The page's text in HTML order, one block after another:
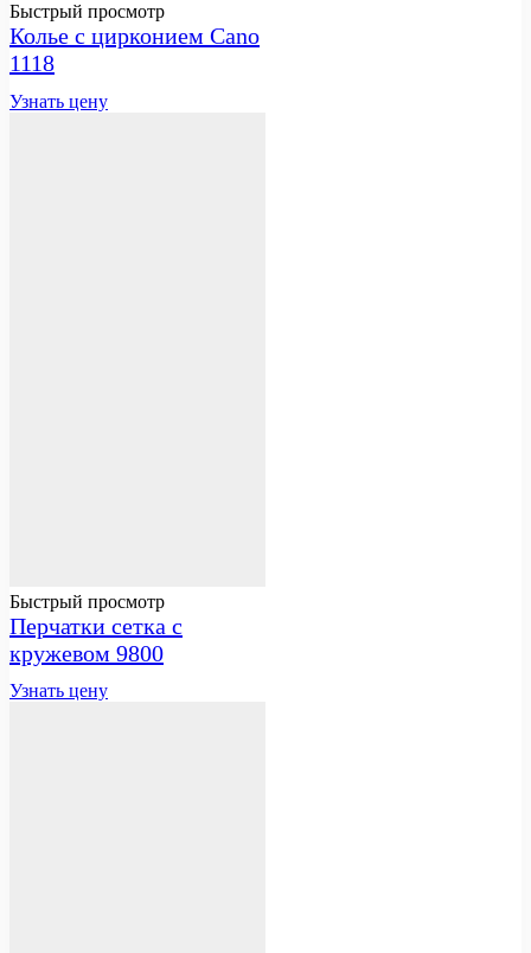
Быстрый просмотр
Колье с цирконием Cano
1118
Узнать цену
Быстрый просмотр
Перчатки сетка с
кружевом 9800
Узнать цену